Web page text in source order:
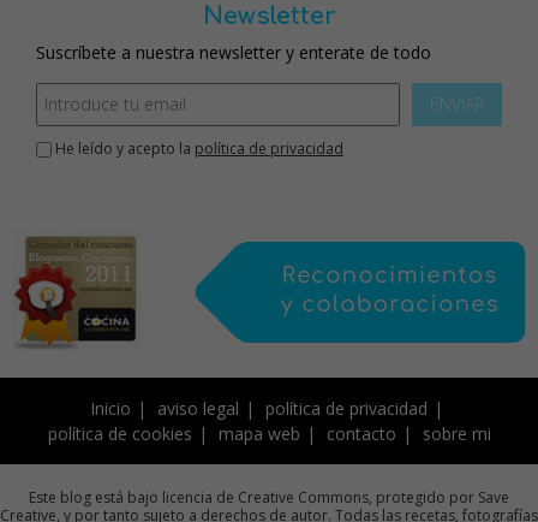
Newsletter
Suscríbete a nuestra newsletter y enterate de todo
ENVIAR
He leído y acepto la política de privacidad
Inicio aviso legal
política de privacidad
política de cookies
mapa web contacto sobre mi
Este blog está bajo licencia de Creative Commons, protegido por Save
Creative, y por tanto sujeto a derechos de autor. Todas las recetas, fotografías